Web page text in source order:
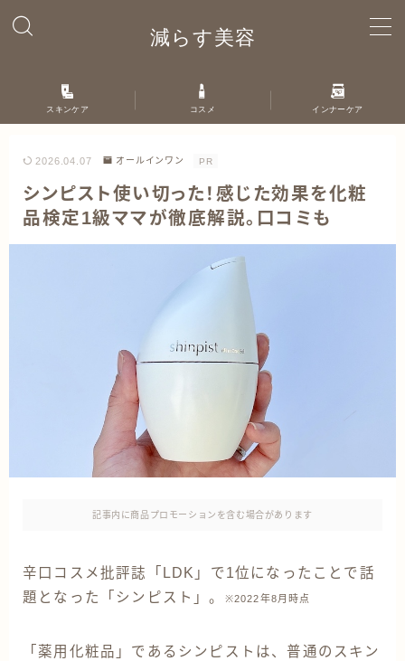
減らす美容
ホーム
お問い合わせ
スキンケア コスメ インナーケア
2026.04.07 オールインワン PR
シンピスト使い切った！感じた効果を化粧
品検定1級ママが徹底解説。口コミも
記事内に商品プロモーションを含む場合があります
辛口コスメ批評誌「LDK」で1位になったことで話
題となった「シンピスト」。
※2022年8月時点
「薬用化粧品」であるシンピストは、普通のスキン